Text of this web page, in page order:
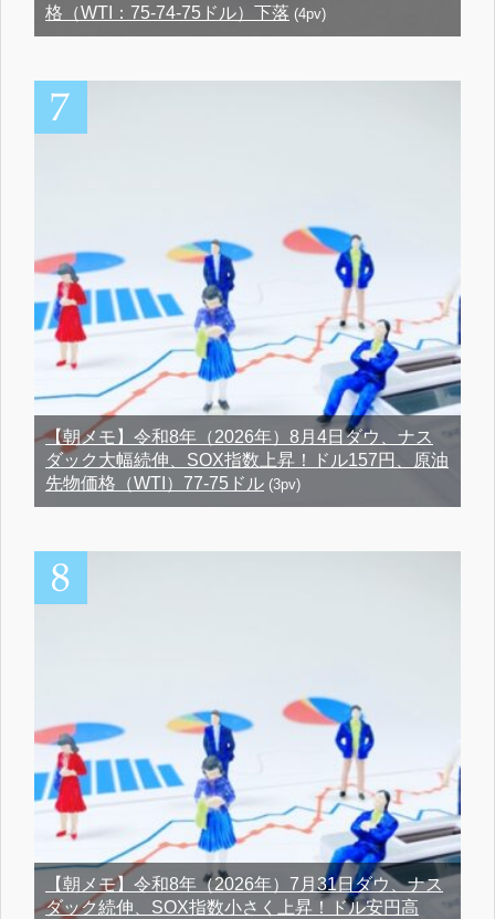
格（WTI：75-74-75ドル）下落 (4pv)
【朝メモ】令和8年（2026年）8月4日ダウ、ナス
ダック大幅続伸、SOX指数上昇！ドル157円、原油
先物価格（WTI）77-75ドル (3pv)
【朝メモ】令和8年（2026年）7月31日ダウ、ナス
ダック続伸、SOX指数小さく上昇！ドル安円高